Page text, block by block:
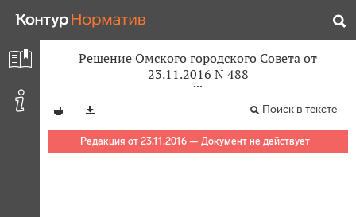
Решение Омского городского Совета от
23.11.2016 N 488
Поиск в тексте
Редакция от 23.11.2016 — Документ не действует